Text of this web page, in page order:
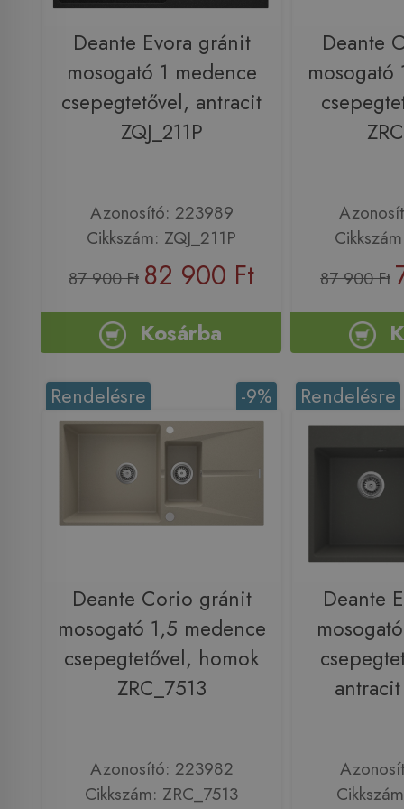
Deante Evora gránit
mosogató 1 medence
csepegtetővel, antracit
ZQJ_211P
Azonosító: 223989
Cikkszám: ZQJ_211P
87 900 Ft 82 900 Ft
Kosárba
Deante
mosogató
87 900 Ft
-9%
Rendelésre
Deante Corio gránit
mosogató 1,5 medence
csepegtetővel, homok
ZRC_7513
Azonosító: 223982
Cikkszám: ZRC_7513
Rendelésre
Deante
antracit